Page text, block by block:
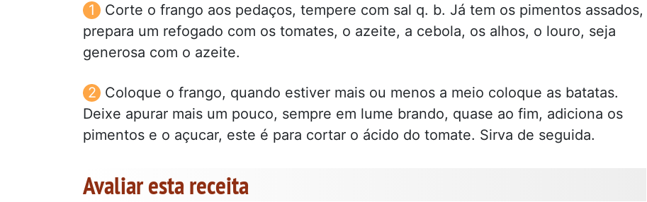
Corte o frango aos pedaços, tempere com sal q. b. Já tem os pimentos assados,
prepara um refogado com os tomates, o azeite, a cebola, os alhos, o louro, seja
generosa com o azeite.
Coloque o frango, quando estiver mais ou menos a meio coloque as batatas.
Deixe apurar mais um pouco, sempre em lume brando, quase ao fim, adiciona os
pimentos e o açucar, este é para cortar o ácido do tomate. Sirva de seguida.
Avaliar esta receita